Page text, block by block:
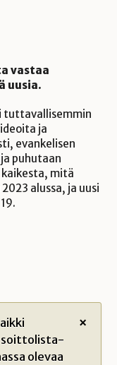
vastaa
uusia.
tuttavallisemmin
ja
evankelisen
puhutaan
kaikesta, mitä
alussa, ja uusi
×
soittolista-
olevaa